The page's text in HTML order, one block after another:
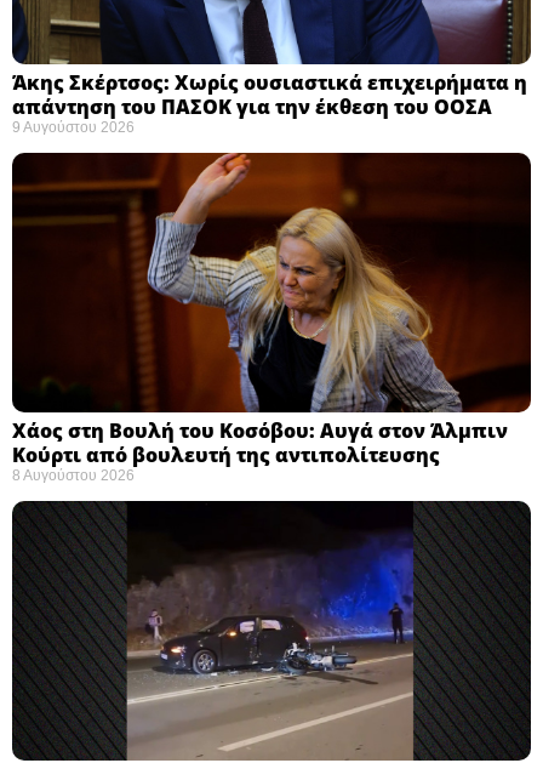
Άκης Σκέρτσος: Χωρίς ουσιαστικά επιχειρήματα η
απάντηση του ΠΑΣΟΚ για την έκθεση του ΟΟΣΑ ​
9 Αυγούστου 2026
Χάος στη Βουλή του Κοσόβου: Αυγά στον Άλμπιν
Κούρτι από βουλευτή της αντιπολίτευσης
8 Αυγούστου 2026